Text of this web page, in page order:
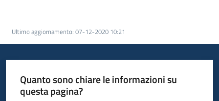
Servizi
Bandi
Ultimo aggiornamento: 07-12-2020 10:21
Quanto sono chiare le informazioni su
questa pagina?